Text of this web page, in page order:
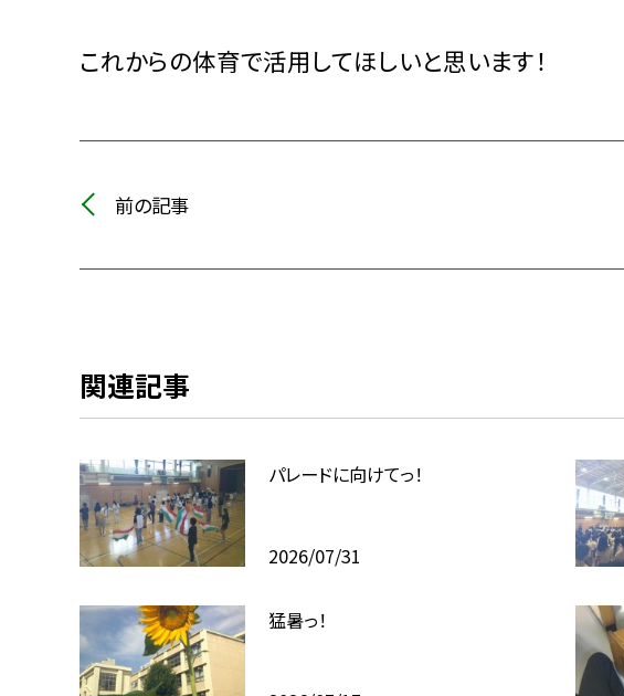
これからの体育で活用してほしいと思います！
前の記事
関連記事
パレードに向けてっ！
2026/07/31
猛暑っ！